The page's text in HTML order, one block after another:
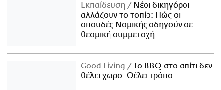
Εκπαίδευση
Νέοι δικηγόροι
αλλάζουν το τοπίο: Πώς οι
σπουδές Νομικής οδηγούν σε
θεσμική συμμετοχή
Good Living
Το BBQ στο σπίτι δεν
θέλει χώρο. Θέλει τρόπο.